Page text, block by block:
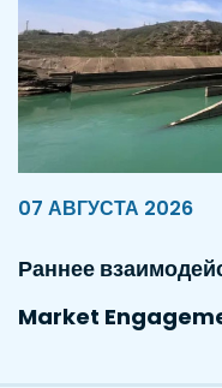
07 АВГУСТА 2026
Раннее
Market